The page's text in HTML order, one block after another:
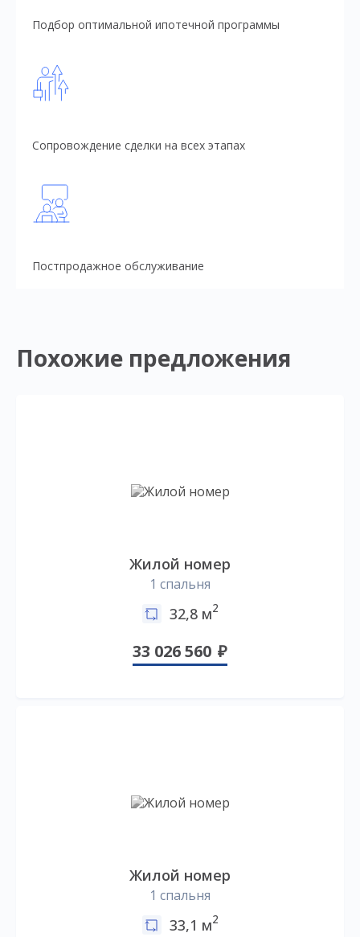
Подбор оптимальной ипотечной программы
Сопровождение сделки на всех этапах
Постпродажное обслуживание
Похожие предложения
Жилой номер
1 спальня
32,8 м2
33 026 560
Жилой номер
1 спальня
33,1 м2